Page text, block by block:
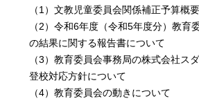
（1）文教児童委員会関係補正予算概
（2）令和6年度（令和5年度分）教育
の結果に関する報告書について
（3）教育委員会事務局の株式会社ス
登校対応方針について
（4）教育委員会の動きについて